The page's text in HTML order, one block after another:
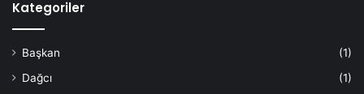
Kategoriler
Başkan
(1)
Dağcı
(1)